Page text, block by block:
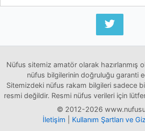
Nüfus sitemiz amatör olarak hazırlanmış
nüfus bilgilerinin doğruluğu garanti
Sitemizdeki nüfus rakam bilgileri sadece
resmi değildir. Resmi nüfus verileri için
© 2012-2026
İletişim
Kullanım Şartları ve